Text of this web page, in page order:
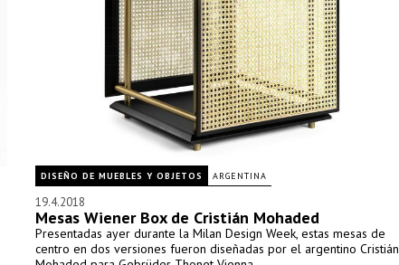
DISEÑO DE MUEBLES Y OBJETOS ARGENTINA
19.4.2018
Mesas Wiener Box de Cristián Mohaded
Presentadas ayer durante la Milan Design Week, estas mesas de
centro en dos versiones fueron diseñadas por el argentino Cristián